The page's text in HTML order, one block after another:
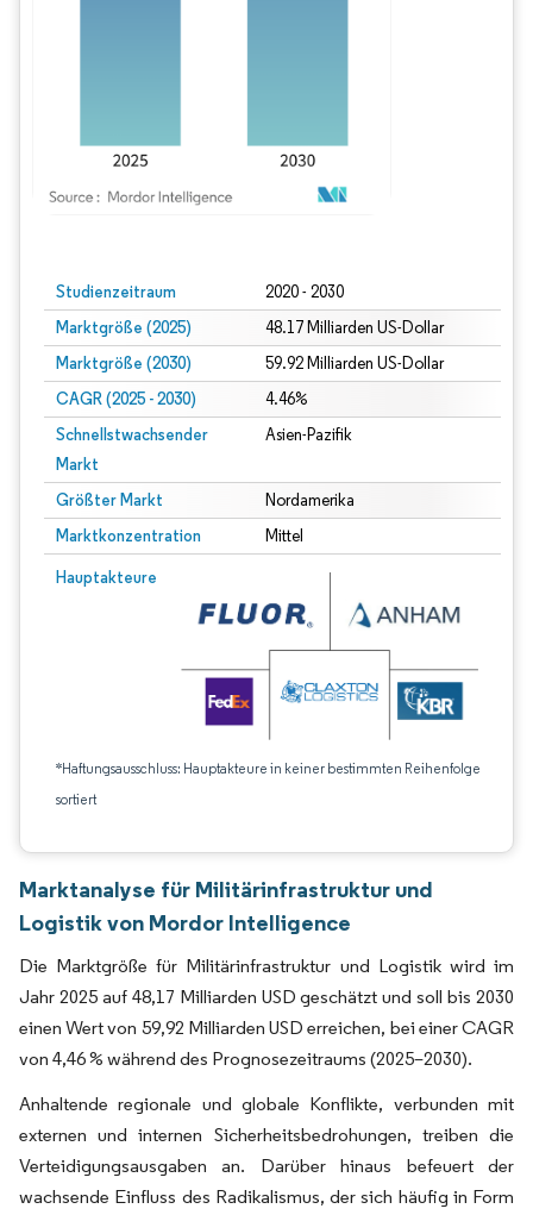
Studienzeitraum 2020 - 2030
Marktgröße (2025) 48.17 Milliarden US-Dollar
Marktgröße (2030) 59.92 Milliarden US-Dollar
CAGR (2025 - 2030) 4.46%
Schnellstwachsender
Markt
Asien-Pazifik
Größter Markt Nordamerika
Marktkonzentration Mittel
Hauptakteure
*Haftungsausschluss: Hauptakteure in keiner bestimmten Reihenfolge
sortiert
Marktanalyse für Militärinfrastruktur und
Logistik von Mordor Intelligence
Die Marktgröße für Militärinfrastruktur und Logistik wird im
Jahr 2025 auf 48,17 Milliarden USD geschätzt und soll bis 2030
einen Wert von 59,92 Milliarden USD erreichen, bei einer CAGR
von 4,46 % während des Prognosezeitraums (2025–2030).
Anhaltende regionale und globale Konflikte, verbunden mit
externen und internen Sicherheitsbedrohungen, treiben die
Verteidigungsausgaben an. Darüber hinaus befeuert der
wachsende Einfluss des Radikalismus, der sich häufig in Form